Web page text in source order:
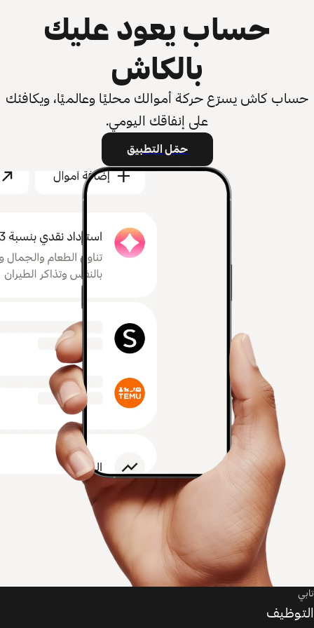
حساب يعود عليك
بالكاش
حساب كاش يسرّع حركة أموالك محليًا وعالميًا، ويكافئك
على إنفاقك اليومي.
حمّل التطبيق
تابي
التوظيف